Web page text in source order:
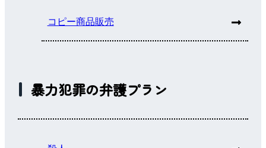
コピー商品販売
暴力犯罪の弁護プラン